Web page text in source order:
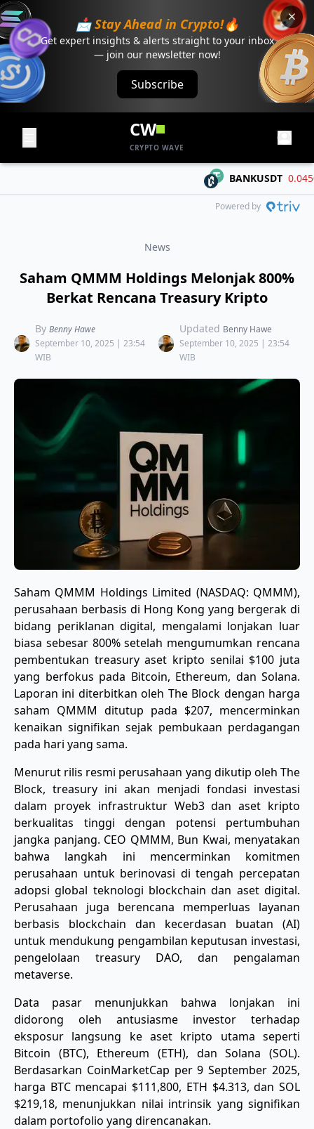
📩 Stay Ahead in Crypto!🔥
Get expert insights & alerts straight to your inbox
— join our newsletter now!
Subscribe
CW
CRYPTO WAVE
BANKUSDT 0.04506
Powered by
News
Saham QMMM Holdings Melonjak 800%
Berkat Rencana Treasury Kripto
By Benny Hawe
September 10, 2025 | 23:54
WIB
Updated Benny Hawe
September 10, 2025 | 23:54
WIB
Saham QMMM Holdings Limited (NASDAQ: QMMM),
perusahaan berbasis di Hong Kong yang bergerak di
bidang periklanan digital, mengalami lonjakan luar
biasa sebesar 800% setelah mengumumkan rencana
pembentukan treasury aset kripto senilai $100 juta
yang berfokus pada Bitcoin, Ethereum, dan Solana.
Laporan ini diterbitkan oleh The Block dengan harga
saham QMMM ditutup pada $207, mencerminkan
kenaikan signifikan sejak pembukaan perdagangan
pada hari yang sama.
Menurut rilis resmi perusahaan yang dikutip oleh The
Block, treasury ini akan menjadi fondasi investasi
dalam proyek infrastruktur Web3 dan aset kripto
berkualitas tinggi dengan potensi pertumbuhan
jangka panjang. CEO QMMM, Bun Kwai, menyatakan
bahwa langkah ini mencerminkan komitmen
perusahaan untuk berinovasi di tengah percepatan
adopsi global teknologi blockchain dan aset digital.
Perusahaan juga berencana memperluas layanan
berbasis blockchain dan kecerdasan buatan (AI)
untuk mendukung pengambilan keputusan investasi,
pengelolaan treasury DAO, dan pengalaman
metaverse.
Data pasar menunjukkan bahwa lonjakan ini
didorong oleh antusiasme investor terhadap
eksposur langsung ke aset kripto utama seperti
Bitcoin (BTC), Ethereum (ETH), dan Solana (SOL).
Berdasarkan CoinMarketCap per 9 September 2025,
harga BTC mencapai $111,800, ETH $4.313, dan SOL
$219,18, menunjukkan nilai intrinsik yang signifikan
dalam portofolio yang direncanakan.